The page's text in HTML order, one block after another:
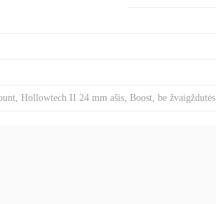
Hollowtech II 24 mm ašis, Boost, be žvaigždutės